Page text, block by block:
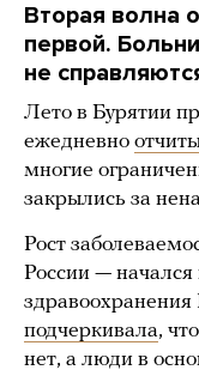
Вторая волна
первой.
не
Лето в Бурятии
ежедневно
многие
закрылись за
Рост
России —
подчеркивала,
нет, а люди в